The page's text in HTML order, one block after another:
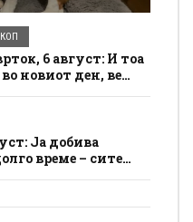
6 август: И тоа
во новиот ден, ве
Ја добива
време – сите